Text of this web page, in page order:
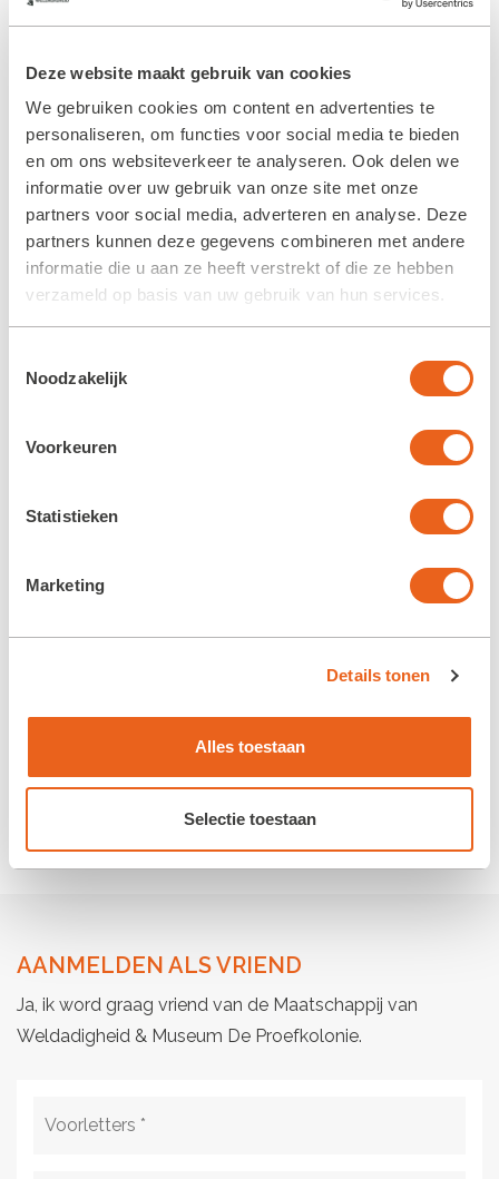
Deze website maakt gebruik van cookies
We gebruiken cookies om content en advertenties te
personaliseren, om functies voor social media te bieden
en om ons websiteverkeer te analyseren. Ook delen we
informatie over uw gebruik van onze site met onze
partners voor social media, adverteren en analyse. Deze
partners kunnen deze gegevens combineren met andere
informatie die u aan ze heeft verstrekt of die ze hebben
verzameld op basis van uw gebruik van hun services.
Noodzakelijk
Voorkeuren
Statistieken
Marketing
Details tonen
Alles toestaan
Selectie toestaan
Vriendenmiddag met lezing in Museum
WELDOENER
| €2500,- per jaar
10 vriendenpassen* voor Museum de
Proefkolonie
1 Dagdeel gratis gebruik van
vergaderkamer Huis Westerbeek
Vermelding van uw (bedrijfs)naam in
Museum de Proefkolonie
Uitnodiging voor jaarlijkse
Jaarlijks Weldoeners-diner in Museum De
Proefkolonie (2 personen)
website van de Maatschappij van
website en in het jaarverslag van
* Gratis toegang voor 2 personen en 10%
korting in de museumwinkel
Neem contact met ons op voor een
te bespreken.
EENMALIGE SCHENKING
Wil je een eenmalige schenking doneren,
met ons op.
AANMELDEN ALS VRIEND
Ja, ik word graag vriend van de Maatschappij van
Weldadigheid & Museum De Proefkolonie.